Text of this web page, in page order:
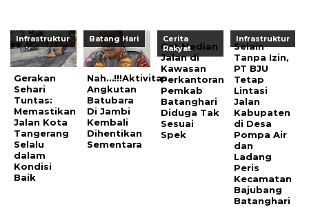
Infrastruktur
Gerakan
Sehari
Tuntas:
Memastikan
Jalan Kota
Tangerang
Selalu
dalam
Kondisi
Baik
Batang Hari
Nah…!!!Aktivitas
Angkutan
Batubara
Di Jambi
Kembali
Dihentikan
Sementara
Cerita
Rakyat
Cat Median
Jalan di
Kawasan
Perkantoran
Pemkab
Batanghari
Diduga Tak
Sesuai
Spek
Infrastruktur
Selain
Tanpa Izin,
PT BJU
Tetap
Lintasi
Jalan
Kabupaten
di Desa
Pompa Air
dan
Ladang
Peris
Kecamatan
Bajubang
Batanghari